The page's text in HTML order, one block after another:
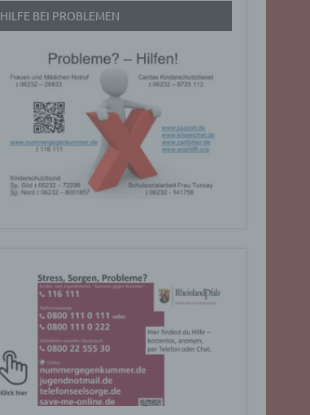
HILFE BEI PROBLEMEN